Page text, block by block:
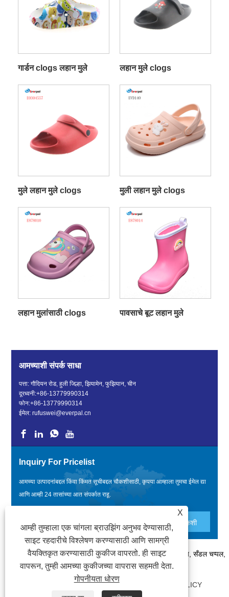
गार्डन clogs लहान मुले लहान मुले clogs
मुले लहान मुले clogs मुली लहान मुले clogs
लहान मुलांसाठी clogs पावसाचे बूट लहान मुले
आमच्याशी संपर्क साधा
पत्ता: गौदियन रोड, हुली जिल्हा, झियामेन, फुझियान, चीन
दूरध्वनी:+86-13779990314
फोन:+86-13779990314
ईमेल:rufuswei@everpal.cn
Inquiry For Pricelist
आमच्या उत्पादनांबद्दल किंवा किंमत सूचीबद्दल चौकशीसाठी, कृपया आम्हाला तुमचा ईमेल द्या
आणि आम्ही 24 तासांच्या आत संपर्कात राहू.
कॉपीराइट © 2022 झियामेन एव्हरपल ट्रेड कंपनी, लिमिटेड - फ्लिप फ्लॉप, सँडल चप्पल,
स्लाइड्स चप्पल - सर्व हक्क राखीव आहेत.
SITEMAP|RSS|XML PRIVACY POLICY
X
आम्ही तुम्हाला एक चांगला ब्राउझिंग अनुभव देण्यासाठी,
साइट रहदारीचे विश्लेषण करण्यासाठी आणि सामग्री
वैयक्तिकृत करण्यासाठी कुकीज वापरतो. ही साइट
वापरून, तुम्ही आमच्या कुकीजच्या वापरास सहमती देता.
गोपनीयता धोरण